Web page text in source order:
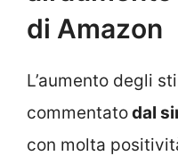
di Amazon
L’aumento degli
commentatodal
con molta